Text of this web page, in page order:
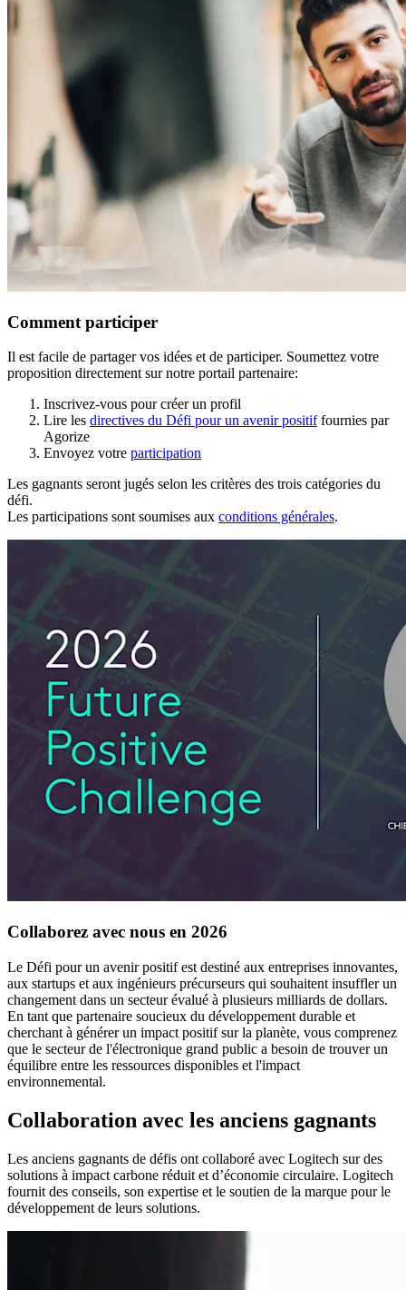
Comment participer
Il est facile de partager vos idées et de participer. Soumettez votre
proposition directement sur notre portail partenaire:
Inscrivez-vous pour créer un profil
Lire les directives du Défi pour un avenir positiffournies par
Agorize
Envoyez votre participation
Les gagnants seront jugés selon les critères des trois catégories du
défi.
Les participations sont soumises aux conditions générales.
Collaborez avec nous en 2026
Le Défi pour un avenir positif est destiné aux entreprises innovantes,
aux startups et aux ingénieurs précurseurs qui souhaitent insuffler un
changement dans un secteur évalué à plusieurs milliards de dollars.
En tant que partenaire soucieux du développement durable et
cherchant à générer un impact positif sur la planète, vous comprenez
que le secteur de l'électronique grand public a besoin de trouver un
équilibre entre les ressources disponibles et l'impact
environnemental.
Collaboration avec les anciens gagnants
Les anciens gagnants de défis ont collaboré avec Logitech sur des
solutions à impact carbone réduit et d’économie circulaire. Logitech
fournit des conseils, son expertise et le soutien de la marque pour le
développement de leurs solutions.